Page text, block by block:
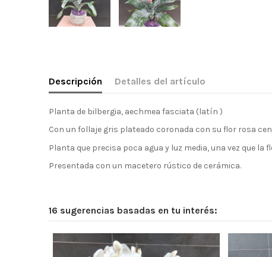
Descripción Detalles del artículo
Planta de bilbergia, aechmea fasciata (latín )
Con un follaje gris plateado coronada con su flor rosa
Planta que precisa poca agua y luz media, una vez que
Presentada con un macetero rústico de cerámica.
16 sugerencias basadas en tu interés: